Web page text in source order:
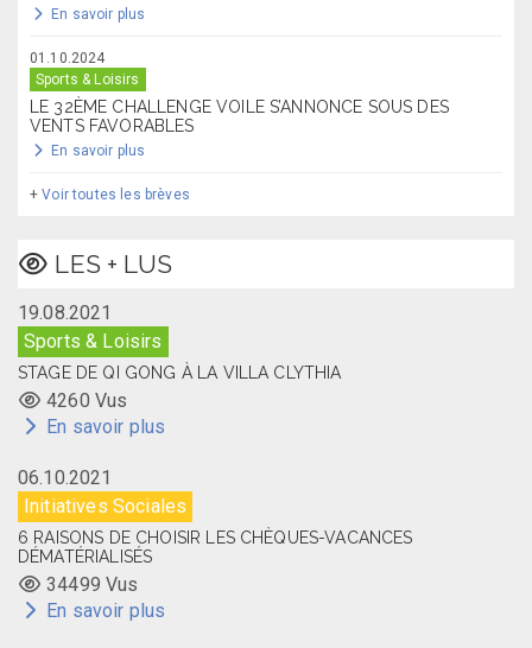
En savoir plus
01.10.2024
Sports & Loisirs
LE 32ÈME CHALLENGE VOILE S’ANNONCE SOUS DES
VENTS FAVORABLES
En savoir plus
+Voir toutes les brèves
LES + LUS
19.08.2021
Sports & Loisirs
STAGE DE QI GONG À LA VILLA CLYTHIA
4260 Vus
En savoir plus
06.10.2021
Initiatives Sociales
6 RAISONS DE CHOISIR LES CHÈQUES-VACANCES
DÉMATÉRIALISÉS
34499 Vus
En savoir plus